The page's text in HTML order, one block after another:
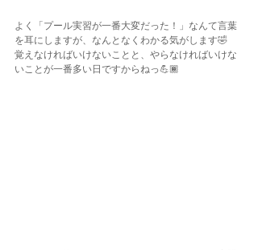
よく「プール実習が一番大変だった！」なんて言葉
を耳にしますが、なんとなくわかる気がします🤣
覚えなければいけないことと、やらなければいけな
いことが一番多い日ですからねっ💪🏾